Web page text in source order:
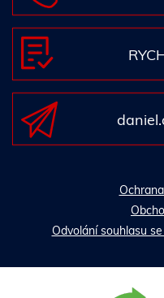
Odvolání souhlasu